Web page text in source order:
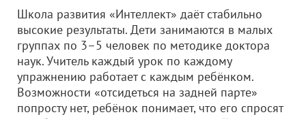
Школа развития «Интеллект» даёт стабильно
высокие результаты. Дети занимаются в малых
группах по 3–5 человек по методике доктора
наук. Учитель каждый урок по каждому
упражнению работает с каждым ребёнком.
Возможности «отсидеться на задней парте»
попросту нет, ребёнок понимает, что его спросят